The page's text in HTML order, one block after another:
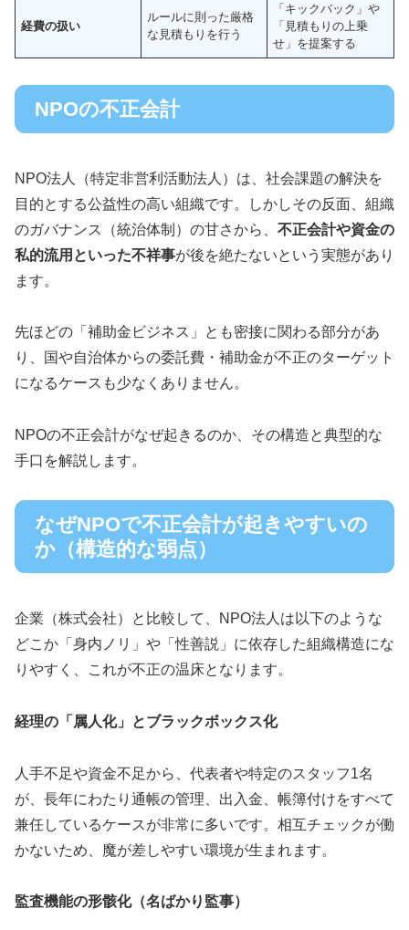
経費の扱い
ルールに則った厳格
な見積もりを行う
「キックバック」や
「見積もりの上乗
せ」を提案する
NPOの不正会計
NPO法人（特定非営利活動法人）は、社会課題の解決を
目的とする公益性の高い組織です。しかしその反面、組織
のガバナンス（統治体制）の甘さから、 不正会計や資金の
私的流用といった不祥事が後を絶たないという実態があり
ます。
先ほどの「補助金ビジネス」とも密接に関わる部分があ
り、国や自治体からの委託費・補助金が不正のターゲット
になるケースも少なくありません。
NPOの不正会計がなぜ起きるのか、その構造と典型的な
手口を解説します。
なぜNPOで不正会計が起きやすいの
か（構造的な弱点）
企業（株式会社）と比較して、NPO法人は以下のような
どこか「身内ノリ」や「性善説」に依存した組織構造にな
りやすく、これが不正の温床となります。
経理の「属人化」とブラックボックス化
人手不足や資金不足から、代表者や特定のスタッフ1名
が、長年にわたり通帳の管理、出入金、帳簿付けをすべて
兼任しているケースが非常に多いです。相互チェックが働
かないため、魔が差しやすい環境が生まれます。
監査機能の形骸化（名ばかり監事）